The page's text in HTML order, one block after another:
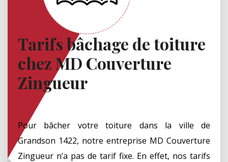
Tarifs bâchage de toiture
chez MD Couverture
Zingueur
Pour bâcher votre toiture dans la ville de
Grandson 1422, notre entreprise MD Couverture
Zingueur n’a pas de tarif fixe. En effet, nos tarifs